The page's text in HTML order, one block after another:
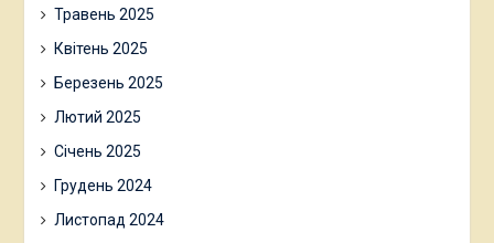
Травень 2025
Квітень 2025
Березень 2025
Лютий 2025
Січень 2025
Грудень 2024
Листопад 2024